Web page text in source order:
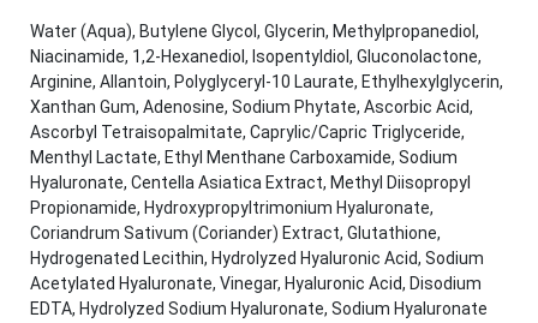
Water (Aqua), Butylene Glycol, Glycerin, Methylpropanediol,
Niacinamide, 1,2-Hexanediol, Isopentyldiol, Gluconolactone,
Arginine, Allantoin, Polyglyceryl-10 Laurate, Ethylhexylglycerin,
Xanthan Gum, Adenosine, Sodium Phytate, Ascorbic Acid,
Ascorbyl Tetraisopalmitate, Caprylic/Capric Triglyceride,
Menthyl Lactate, Ethyl Menthane Carboxamide, Sodium
Hyaluronate, Centella Asiatica Extract, Methyl Diisopropyl
Propionamide, Hydroxypropyltrimonium Hyaluronate,
Coriandrum Sativum (Coriander) Extract, Glutathione,
Hydrogenated Lecithin, Hydrolyzed Hyaluronic Acid, Sodium
Acetylated Hyaluronate, Vinegar, Hyaluronic Acid, Disodium
EDTA, Hydrolyzed Sodium Hyaluronate, Sodium Hyaluronate